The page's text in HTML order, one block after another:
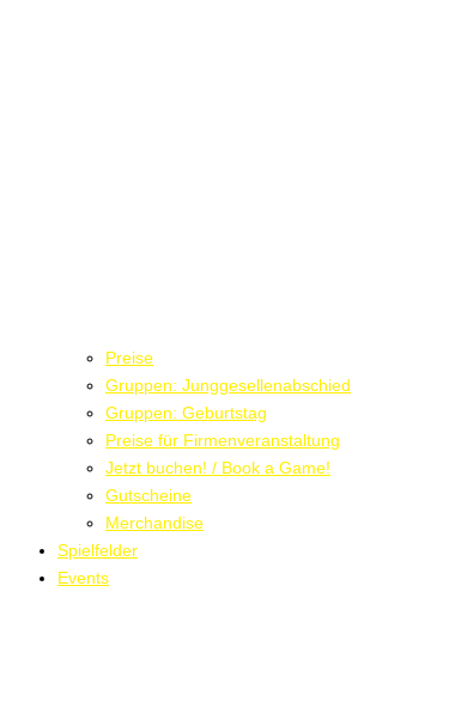
Preise
Gruppen: Junggesellenabschied
Gruppen: Geburtstag
Preise für Firmenveranstaltung
Jetzt buchen! / Book a Game!
Gutscheine
Merchandise
Spielfelder
Events